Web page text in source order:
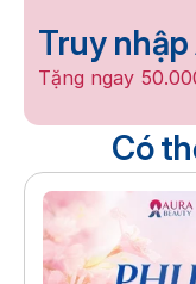
Truy nhập
Tặng ngay
Có